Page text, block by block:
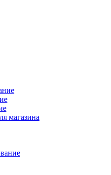
магазина